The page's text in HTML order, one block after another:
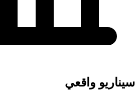
سيناريو واقعي